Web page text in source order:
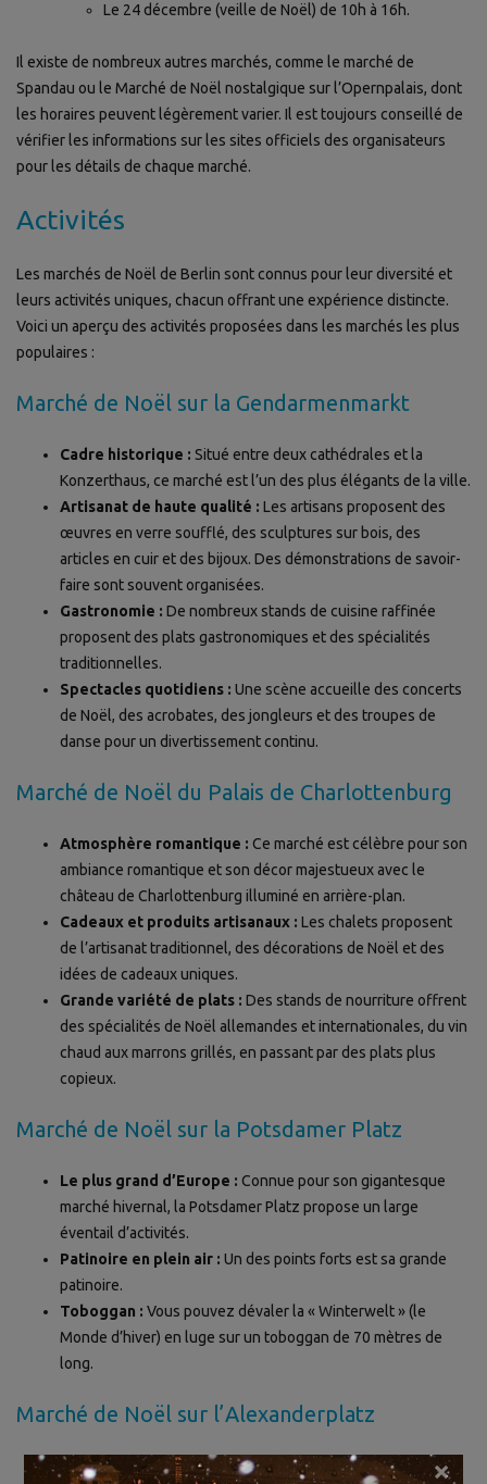
Le 24 décembre (veille de Noël) de 10h à 16h.
Il existe de nombreux autres marchés, comme le marché de
Spandau ou le Marché de Noël nostalgique sur l’Opernpalais, dont
les horaires peuvent légèrement varier. Il est toujours conseillé de
vérifier les informations sur les sites officiels des organisateurs
pour les détails de chaque marché.
Activités
Les marchés de Noël de Berlin sont connus pour leur diversité et
leurs activités uniques, chacun offrant une expérience distincte.
Voici un aperçu des activités proposées dans les marchés les plus
populaires :
Marché de Noël sur la Gendarmenmarkt
Cadre historique : Situé entre deux cathédrales et la
Konzerthaus, ce marché est l’un des plus élégants de la ville.
Artisanat de haute qualité : Les artisans proposent des
œuvres en verre soufflé, des sculptures sur bois, des
articles en cuir et des bijoux. Des démonstrations de savoir-
faire sont souvent organisées.
Gastronomie : De nombreux stands de cuisine raffinée
proposent des plats gastronomiques et des spécialités
traditionnelles.
Spectacles quotidiens : Une scène accueille des concerts
de Noël, des acrobates, des jongleurs et des troupes de
danse pour un divertissement continu.
Marché de Noël du Palais de Charlottenburg
Atmosphère romantique : Ce marché est célèbre pour son
ambiance romantique et son décor majestueux avec le
château de Charlottenburg illuminé en arrière-plan.
Cadeaux et produits artisanaux : Les chalets proposent
de l’artisanat traditionnel, des décorations de Noël et des
idées de cadeaux uniques.
Grande variété de plats : Des stands de nourriture offrent
des spécialités de Noël allemandes et internationales, du vin
chaud aux marrons grillés, en passant par des plats plus
copieux.
Marché de Noël sur la Potsdamer Platz
Le plus grand d’Europe : Connue pour son gigantesque
marché hivernal, la Potsdamer Platz propose un large
éventail d’activités.
Patinoire en plein air : Un des points forts est sa grande
patinoire.
Toboggan : Vous pouvez dévaler la « Winterwelt » (le
Monde d’hiver) en luge sur un toboggan de 70 mètres de
long.
Marché de Noël sur l’Alexanderplatz
Ambiance festive : Ce marché combine marché de Noël×